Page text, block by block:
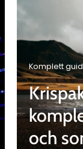
Komplett
och